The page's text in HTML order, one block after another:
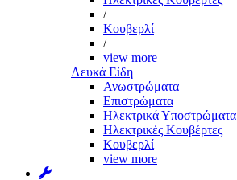
/
Κουβερλί
/
view more
Λευκά Είδη
Ανωστρώματα
Επιστρώματα
Ηλεκτρικά Υποστρώματα
Ηλεκτρικές Κουβέρτες
Κουβερλί
view more